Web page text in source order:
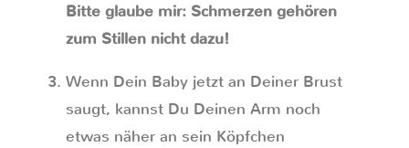
Bitte glaube mir: Schmerzen gehören
zum Stillen nicht dazu!
Wenn Dein Baby jetzt an Deiner Brust
saugt, kannst Du Deinen Arm noch
etwas näher an sein Köpfchen